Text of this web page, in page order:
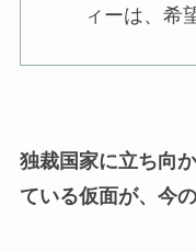
ィーは、希
独裁国家に立ち向
ている仮面が、今